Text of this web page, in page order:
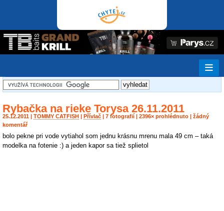
Rybačka na rieke Torysa 26.11.2011
25.12.2011 | TOMMY CATFISH Přívlač | 7 fotografií | 2396× prohlédnuto | žádný
komentář
bolo pekne pri vode vytiahol som jednu krásnu mrenu mala 49 cm – taká
modelka na fotenie :) a jeden kapor sa tiež splietol